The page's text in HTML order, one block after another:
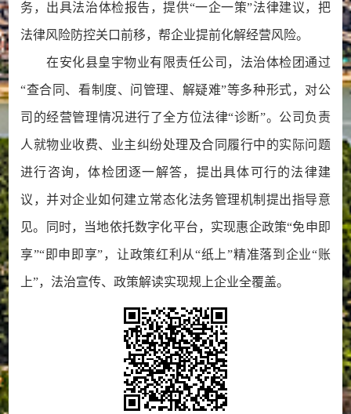
务，出具法治体检报告，提供“一企一策”法律建议，把
法律风险防控关口前移，帮企业提前化解经营风险。
在安化县皇宇物业有限责任公司，法治体检团通过
“查合同、看制度、问管理、解疑难”等多种形式，对公
司的经营管理情况进行了全方位法律“诊断”。公司负责
人就物业收费、业主纠纷处理及合同履行中的实际问题
进行咨询，体检团逐一解答，提出具体可行的法律建
议，并对企业如何建立常态化法务管理机制提出指导意
见。同时，当地依托数字化平台，实现惠企政策“免申即
享”“即申即享”，让政策红利从“纸上”精准落到企业“账
上”，法治宣传、政策解读实现规上企业全覆盖。